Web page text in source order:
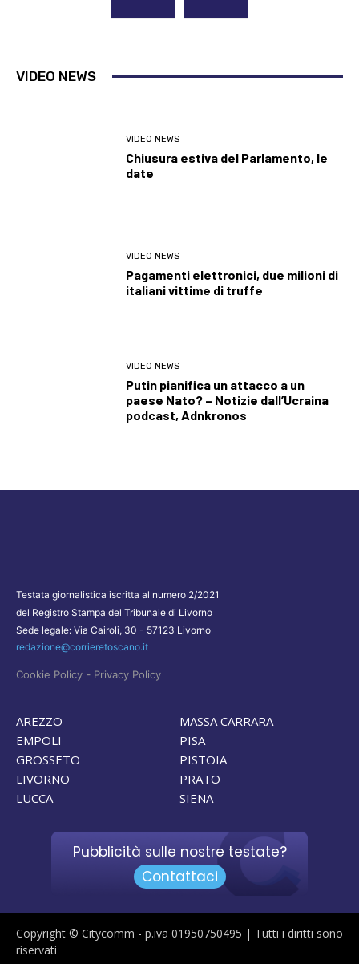
VIDEO NEWS
VIDEO NEWS
Chiusura estiva del Parlamento, le
date
VIDEO NEWS
Pagamenti elettronici, due milioni di
italiani vittime di truffe
VIDEO NEWS
Putin pianifica un attacco a un
paese Nato? – Notizie dall’Ucraina
podcast, Adnkronos
Testata giornalistica iscritta al numero 2/2021
del Registro Stampa del Tribunale di Livorno
Sede legale: Via Cairoli, 30 - 57123 Livorno
redazione@corrieretoscano.it
Cookie Policy - Privacy Policy
AREZZO
EMPOLI
GROSSETO
LIVORNO
LUCCA
MASSA CARRARA
PISA
PISTOIA
PRATO
SIENA
Pubblicità sulle nostre testate?
Contattaci
Copyright © Citycomm - p.iva 01950750495 | Tutti i diritti sono
riservati